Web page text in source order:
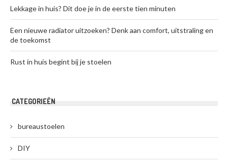
Lekkage in huis? Dit doe je in de eerste tien minuten
Een nieuwe radiator uitzoeken? Denk aan comfort, uitstraling en
de toekomst
Rust in huis begint bij je stoelen
CATEGORIEËN
bureaustoelen
DIY